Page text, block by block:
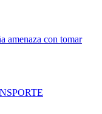
amenaza con tomar